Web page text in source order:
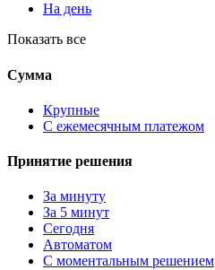
На день
Показать все
Сумма
Крупные
С ежемесячным платежом
Принятие решения
За минуту
За 5 минут
Сегодня
Автоматом
С моментальным решением